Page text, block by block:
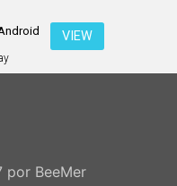
VIEW
por BeeMer